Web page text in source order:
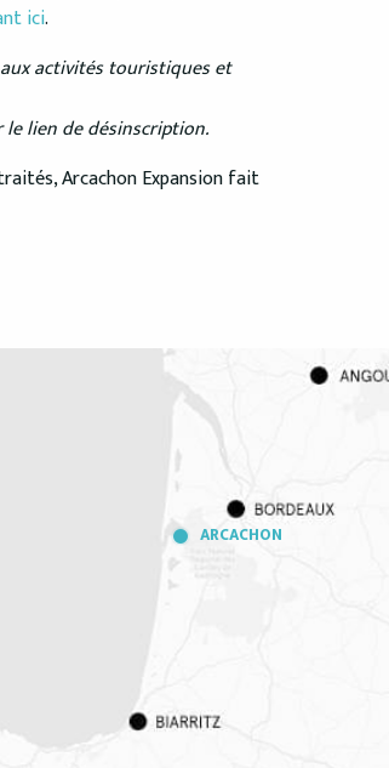
ici.
activités touristiques et
le lien de désinscription.
Arcachon Expansion fait
ARCACHON